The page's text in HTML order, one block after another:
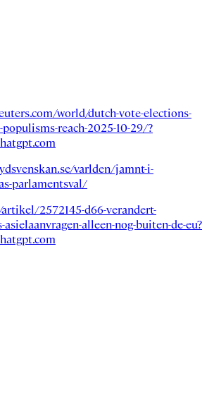
world/dutch-vote-elections-
reach-2025-10-29/?
varlden/jamnt-i-
parlamentsval/
2572145-d66-verandert-
alleen-nog-buiten-de-eu?